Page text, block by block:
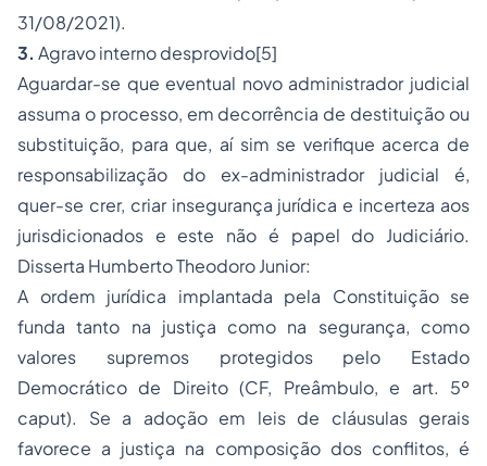
31/08/2021).
3. Agravo interno desprovido[5]
Aguardar-se que eventual novo administrador judicial
assuma o processo, em decorrência de destituição ou
substituição, para que, aí sim se verifique acerca de
responsabilização do ex-administrador judicial é,
quer-se crer, criar insegurança jurídica e incerteza aos
jurisdicionados e este não é papel do Judiciário.
Disserta Humberto Theodoro Junior:
A ordem jurídica implantada pela Constituição se
funda tanto na justiça como na segurança, como
valores supremos protegidos pelo Estado
Democrático de Direito (CF, Preâmbulo, e art. 5º
caput). Se a adoção em leis de cláusulas gerais
favorece a justiça na composição dos conflitos, é